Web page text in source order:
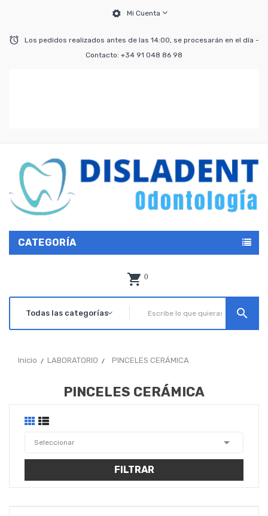
Mi Cuenta
Los pedidos realizados antes de las 14:00, se procesarán en el día -
Contacto: +34 91 048 86 98
CATEGORÍA
0
search
Inicio LABORATORIO PINCELES CERÁMICA
PINCELES CERÁMICA
Seleccionar 
FILTRAR